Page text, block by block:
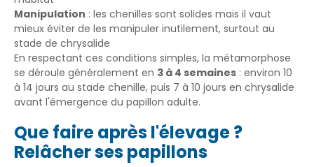
Manipulation : les chenilles sont solides mais il vaut
mieux éviter de les manipuler inutilement, surtout au
stade de chrysalide
En respectant ces conditions simples, la métamorphose
se déroule généralement en 3 à 4 semaines : environ 10
à 14 jours au stade chenille, puis 7 à 10 jours en chrysalide
avant l'émergence du papillon adulte.
Que faire après l'élevage ?
Relâcher ses papillons